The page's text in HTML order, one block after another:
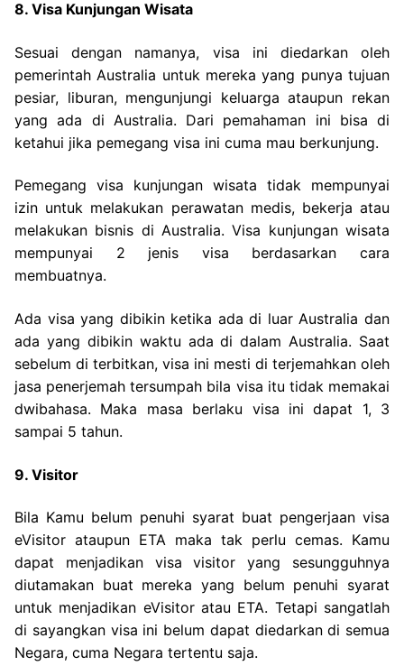
8. Visa Kunjungan Wisata
Sesuai dengan namanya, visa ini diedarkan oleh
pemerintah Australia untuk mereka yang punya tujuan
pesiar, liburan, mengunjungi keluarga ataupun rekan
yang ada di Australia. Dari pemahaman ini bisa di
ketahui jika pemegang visa ini cuma mau berkunjung.
Pemegang visa kunjungan wisata tidak mempunyai
izin untuk melakukan perawatan medis, bekerja atau
melakukan bisnis di Australia. Visa kunjungan wisata
mempunyai 2 jenis visa berdasarkan cara
membuatnya.
Ada visa yang dibikin ketika ada di luar Australia dan
ada yang dibikin waktu ada di dalam Australia. Saat
sebelum di terbitkan, visa ini mesti di terjemahkan oleh
jasa penerjemah tersumpah bila visa itu tidak memakai
dwibahasa. Maka masa berlaku visa ini dapat 1, 3
sampai 5 tahun.
9. Visitor
Bila Kamu belum penuhi syarat buat pengerjaan visa
eVisitor ataupun ETA maka tak perlu cemas. Kamu
dapat menjadikan visa visitor yang sesungguhnya
diutamakan buat mereka yang belum penuhi syarat
untuk menjadikan eVisitor atau ETA. Tetapi sangatlah
di sayangkan visa ini belum dapat diedarkan di semua
Negara, cuma Negara tertentu saja.